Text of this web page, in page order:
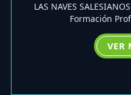
LAS NAVES
Formación
VER